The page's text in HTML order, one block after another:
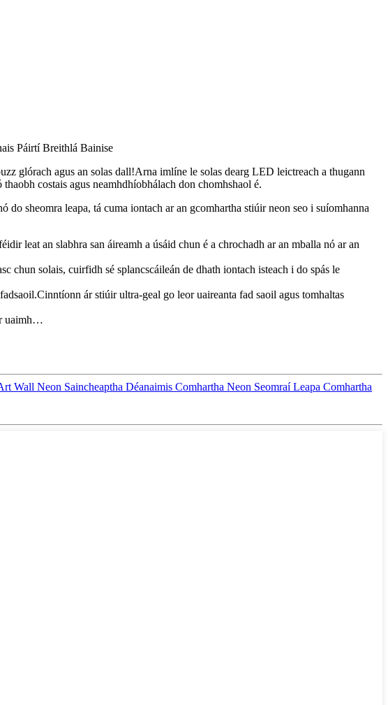
Páirtí Breithlá Bainise
glórach agus an solas dall!Arna imlíne le solas dearg LED leictreach a thugann
costais agus neamhdhíobhálach don chomhshaol é.
sheomra leapa, tá cuma iontach ar an gcomhartha stiúir neon seo i suíomhanna
leat an slabhra san áireamh a úsáid chun é a chrochadh ar an mballa nó ar an
chun solais, cuirfidh sé splancscáileán de dhath iontach isteach i do spás le
ár stiúir ultra-geal go leor uaireanta fad saoil agus tomhaltas
uaimh…
Neon Saincheaptha Déanaimis Comhartha Neon Seomraí Leapa Comhartha